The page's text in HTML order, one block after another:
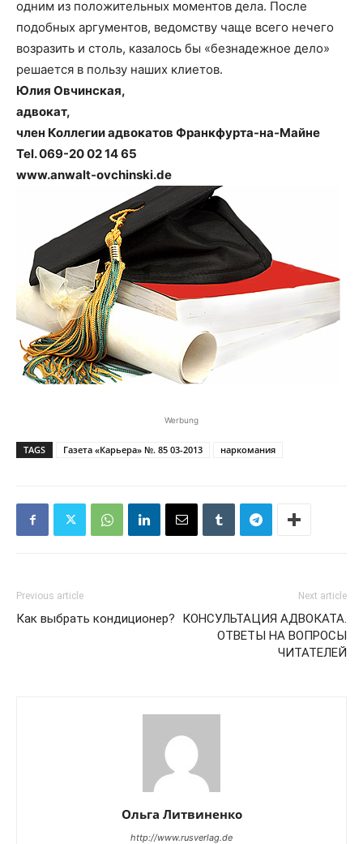
одним из положительных моментов дела. После
подобных аргументов, ведомству чаще всего нечего
возразить и столь, казалось бы «безнадежное дело»
решается в пользу наших клиетов.
Юлия Овчинская,
адвокат,
член Коллегии адвокатов Франкфурта-на-Майне
Tel. 069-20 02 14 65
www.anwalt-ovchinski.de
Werbung
TAGS Газета «Карьера» №. 85 03-2013 наркомания
Previous article
Как выбрать кондиционер?
Next article
КОНСУЛЬТАЦИЯ АДВОКАТА.
ОТВЕТЫ НА ВОПРОСЫ
ЧИТАТЕЛЕЙ
Ольга Литвиненко
http://www.rusverlag.de